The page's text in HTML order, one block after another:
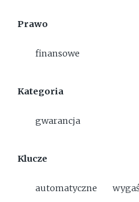
Prawo
finansowe
Kategoria
gwarancja
Klucze
automatyczne